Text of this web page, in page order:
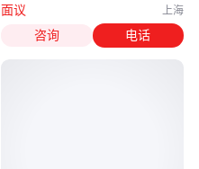
面议 上海
咨询 电话